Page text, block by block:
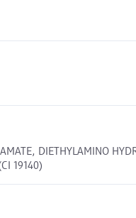
DIETHYLAMINO
19140)